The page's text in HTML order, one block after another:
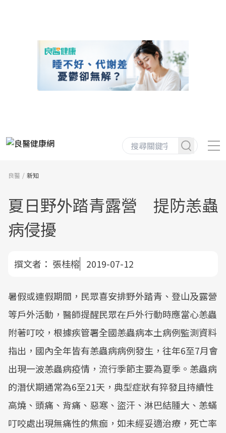
良醫 新知
夏日野外踏青露營 提防恙蟲
病侵擾
撰文者： 張桂榕 2019-07-12
暑假或連假期間，民眾喜安排野外踏青、登山及露營
等戶外活動，醫師提醒民眾在戶外行動時應當心恙蟲
附著叮咬，根據疾管署全國恙蟲病本土病例監測資料
指出，國內全年皆有恙蟲病病例發生，往年6至7月會
出現一波恙蟲病疫情，流行季節主要為夏季。恙蟲病
的潛伏期通常為6至21天，典型症狀有猝發且持續性
高燒、頭痛、背痛、惡寒、盜汗、淋巴結腫大、恙蟎
叮咬處出現無痛性的焦痂，如未經妥適治療，死亡率